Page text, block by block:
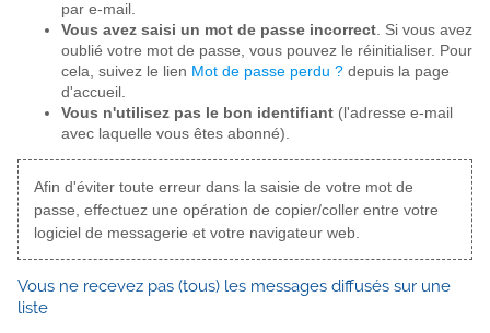
par e-mail.
Vous avez saisi un mot de passe incorrect. Si vous avez
oublié votre mot de passe, vous pouvez le réinitialiser. Pour
cela, suivez le lien Mot de passe perdu ? depuis la page
d'accueil.
Vous n'utilisez pas le bon identifiant (l'adresse e-mail
avec laquelle vous êtes abonné).
Afin d'éviter toute erreur dans la saisie de votre mot de
passe, effectuez une opération de copier/coller entre votre
logiciel de messagerie et votre navigateur web.
Vous ne recevez pas (tous) les messages diffusés sur une
liste